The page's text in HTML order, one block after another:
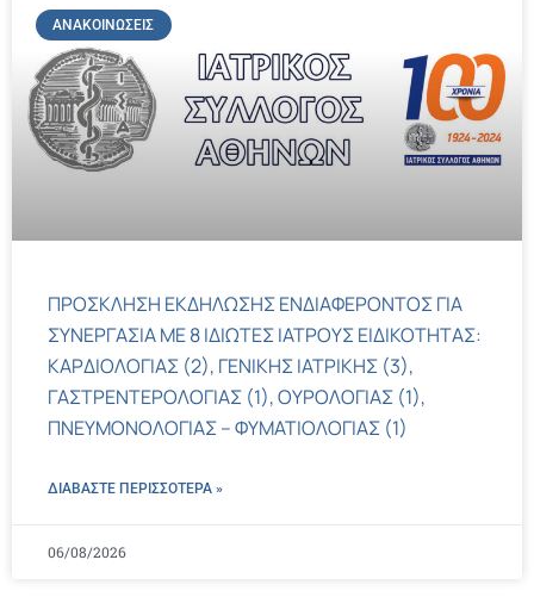
ΑΝΑΚΟΙΝΏΣΕΙΣ
ΠΡΟΣΚΛΗΣΗ ΕΚΔΗΛΩΣΗΣ ΕΝΔΙΑΦΕΡΟΝΤΟΣ ΓΙΑ
ΣΥΝΕΡΓΑΣΙΑ ΜΕ 8 ΙΔΙΩΤΕΣ ΙΑΤΡΟΥΣ ΕΙΔΙΚΟΤΗΤΑΣ:
ΚΑΡΔΙΟΛΟΓΙΑΣ (2), ΓΕΝΙΚΗΣ ΙΑΤΡΙΚΗΣ (3),
ΓΑΣΤΡΕΝΤΕΡΟΛΟΓΙΑΣ (1), ΟΥΡΟΛΟΓΙΑΣ (1),
ΠΝΕΥΜΟΝΟΛΟΓΙΑΣ – ΦΥΜΑΤΙΟΛΟΓΙΑΣ (1)
ΔΙΑΒΑΣΤΕ ΠΕΡΙΣΣΌΤΕΡΑ »
06/08/2026